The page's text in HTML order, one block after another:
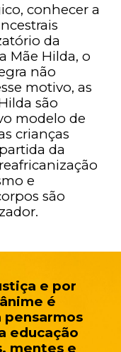
conhecer a
da
Mãe Hilda, o
não
motivo, as
são
modelo de
crianças
da
e
são
e por
é
pensarmos
educação
mentes e